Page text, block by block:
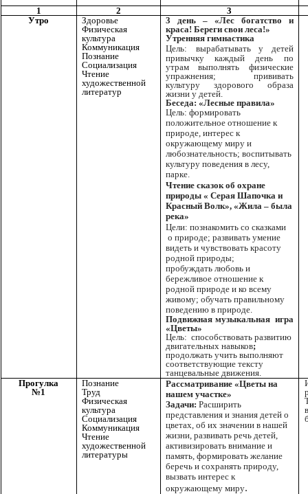
1 2
3
Утро
Здоровье
Физическая
культура
Коммуникация
Познание
Социализация
Чтение
художественной
литератур
3 день – «Лес богатство и
краса! Береги свои леса!»
Утренняя гимнастика
Цель:
вырабатывать у детей
привычку каждый день по
утрам выполнять физические
упражнения; прививать
культуру здорового образа
жизни у детей.
Беседа: «Лесные правила»
Цель: формировать
положительное отношение к
природе, интерес к
окружающему миру и
любознательность; воспитывать
культуру поведения в лесу,
парке.
Чтение сказок об охране
природы « Серая Шапочка и
Красный Волк», «Жила – была
река»
Цели: познакомить со сказками
о природе; развивать умение
видеть и чувствовать красоту
родной природы;
пробуждать любовь и
бережливое отношение к
родной природе и ко всему
живому; обучать правильному
поведению в природе.
Подвижная музыкальная игра
«Цветы»
Цель: способствовать развитию
двигательных навыков;
продолжать учить выполняют
соответствующие тексту
танцевальные движения.
Прогулка
№1
Познание
Труд
Физическая
культура
Социализация
Коммуникация
Чтение
художественной
литературы
Рассматривание «Цветы на
нашем участке»
Задачи: Расширить
представления и знания детей о
цветах, об их значении в нашей
жизни, развивать речь детей,
активизировать внимание и
память, формировать желание
беречь и сохранять природу,
вызвать интерес к
окружающему миру.